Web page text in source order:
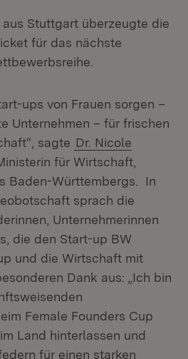
aus Stuttgart überzeugte die
für das nächste
ups von Frauen sorgen –
Unternehmen – für frischen
sagte Dr. Nicole
Ministerin für Wirtschaft,
Baden-Württembergs. In
sprach die
Unternehmerinnen
die den Start-up BW
und die Wirtschaft mit
Dank aus: „Ich bin
Female Founders Cup
Land hinterlassen und
für einen starken